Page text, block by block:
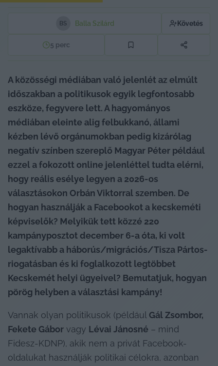
BS Balla Szilárd Követés
5 perc
A közösségi médiában való jelenlét az elmúlt
időszakban a politikusok egyik legfontosabb
eszköze, fegyvere lett. A hagyományos
médiában eleinte alig felbukkanó, állami
kézben lévő orgánumokban pedig kizárólag
negatív színben szereplő Magyar Péter például
ezzel a fokozott online jelenléttel tudta elérni,
hogy reális esélye legyen a 2026-os
választásokon Orbán Viktorral szemben. De
hogyan használják a Facebookot a kecskeméti
képviselők? Melyikük tett közzé 220
kampányposztot december 6-a óta, ki volt
legaktívabb a háborús/migrációs/Tisza Pártos-
riogatásban és ki foglalkozott legtöbbet
Kecskemét helyi ügyeivel? Bemutatjuk, hogyan
pörög helyben a választási kampány!
Vannak olyan politikusok (például Gál Zsombor,
Fekete Gábor vagy Lévai Jánosné – mind
Fidesz-KDNP), akik nem a privát Facebook-
oldalukat használják politikai célokra, azonban